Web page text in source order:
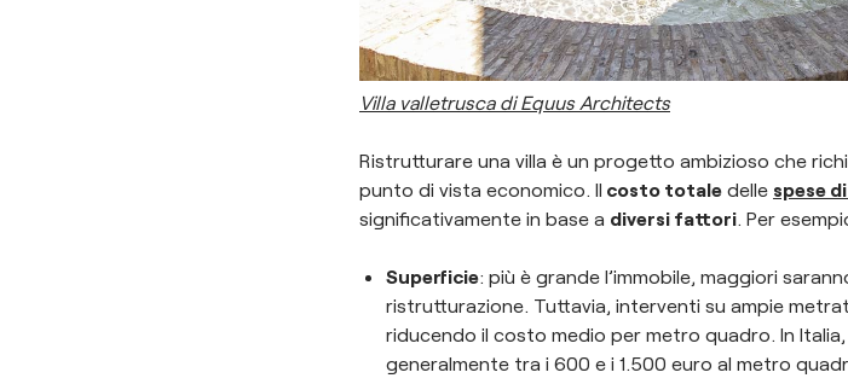
Villa valletrusca di Equus Architects
Ristrutturare una villa è un progetto ambizioso che
punto di vista economico. Il costo totale delle spese
significativamente in base a diversi fattori. Per
Superficie: più è grande l’immobile, maggiori
ristrutturazione. Tuttavia, interventi su ampie
riducendo il costo medio per metro quadro. In
generalmente tra i 600 e i 1.500 euro al metro